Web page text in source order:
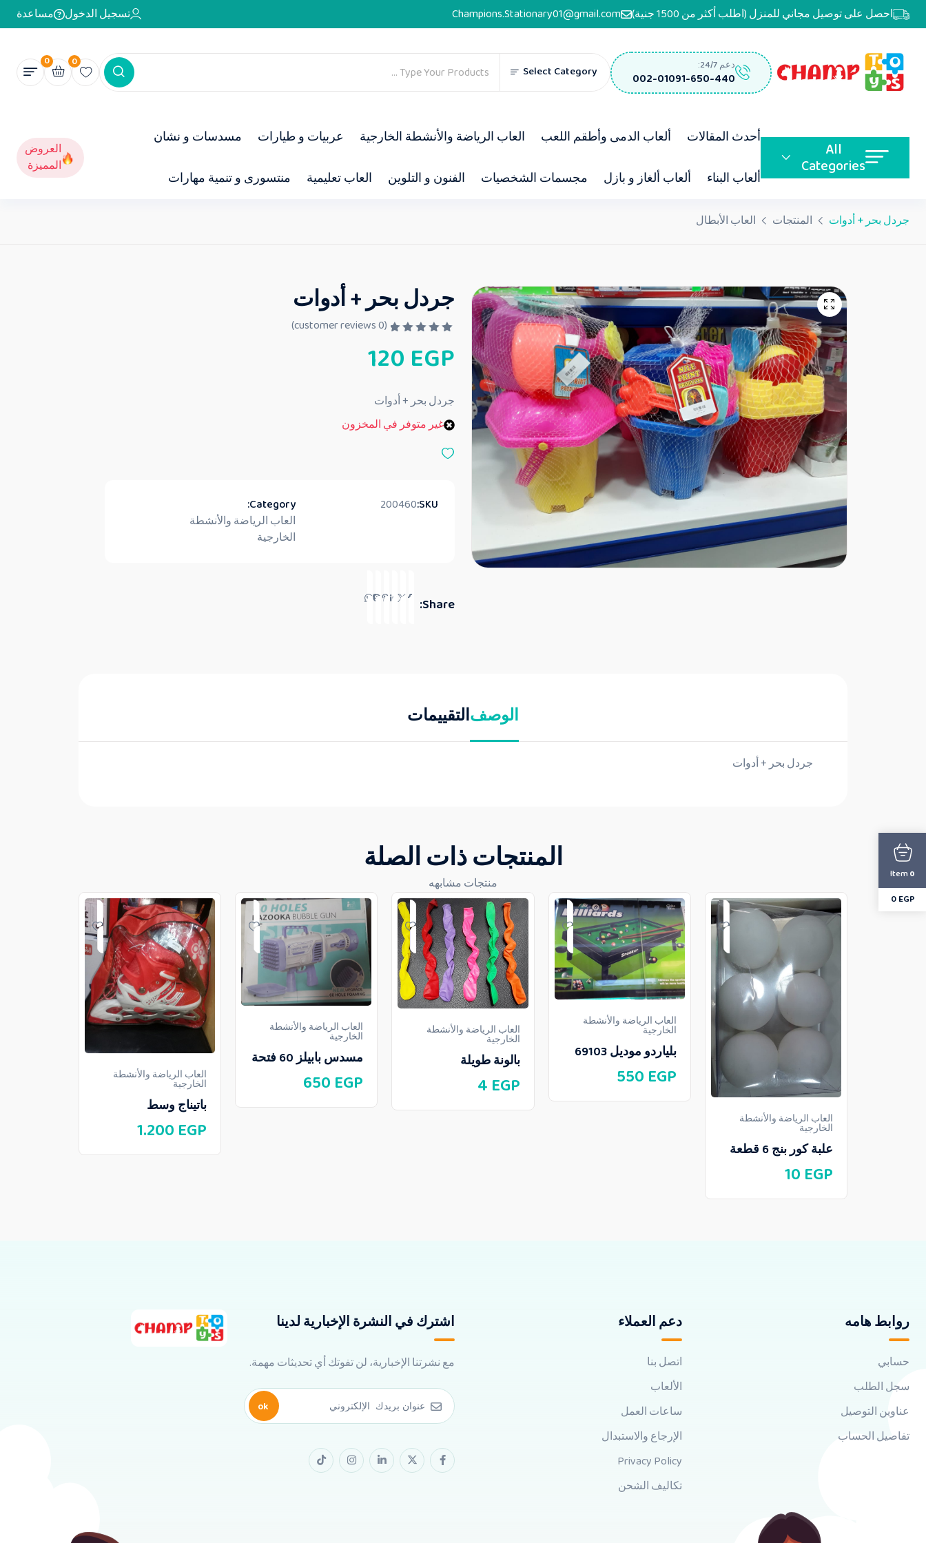
احصل على توصيل مجاني للمنزل (اطلب أكثر من 1500 جنية) Champions.Stationary01@gmail.com تسجيل الدخول مساعدة
دعم 24/7:
002-01091-650-440
Select Category
0
0
All
Categories
أحدث المقالات ألعاب الدمى وأطقم اللعب العاب الرياضة والأنشطة الخارجية عربيات و طيارات مسدسات و نشان
ألعاب البناء ألعاب ألغاز و بازل مجسمات الشخصيات الفنون و التلوين العاب تعليمية منتسورى و تنمية مهارات
العروض
المميزة
جردل بحر + أدوات المنتجات العاب الأبطال
جردل بحر + أدوات
م
ا
ي
م
ن
(
0
120 EGP
جردل بحر + أدوات
غير متوفر في المخزون
SKU:
200460
Category:
العاب الرياضة والأنشطة
الخارجية
Share:
الوصفالتقييمات
جردل بحر + أدوات
المنتجات ذات الصلة
منتجات مشابهه
العاب الرياضة والأنشطة
الخارجية
علبة كور بنج 6 قطعة
10 EGP
العاب الرياضة والأنشطة
الخارجية
بلياردو موديل 69103
550 EGP
العاب الرياضة والأنشطة
الخارجية
بالونة طويلة
4 EGP
العاب الرياضة والأنشطة
الخارجية
مسدس بابيلز 60 فتحة
650 EGP العاب الرياضة والأنشطة
الخارجية
باتيناج وسط
1.200 EGP
روابط هامه
حسابي
سجل الطلب
عناوين التوصيل
تفاصيل الحساب
دعم العملاء
اتصل بنا
الألعاب
ساعات العمل
الإرجاع والاستبدال
Privacy Policy
تكاليف الشحن
اشترك في النشرة الإخبارية لدينا
مع نشرتنا الإخبارية، لن تفوتك أي تحديثات مهمة.
ok
0
Item
0EGP